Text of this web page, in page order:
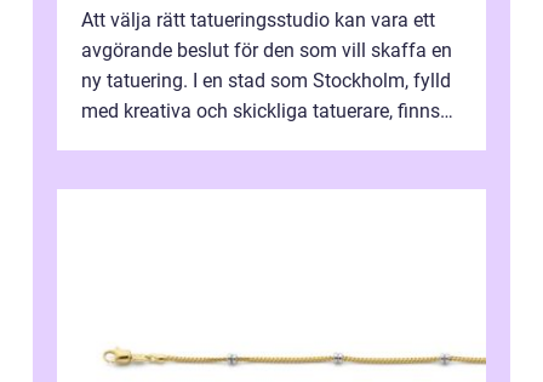
Att välja rätt tatueringsstudio kan vara ett
avgörande beslut för den som vill skaffa en
ny tatuering. I en stad som Stockholm, fylld
med kreativa och skickliga tatuerare, finns